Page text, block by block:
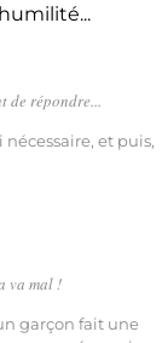
de répondre...
et puis,
va mal !
garçon fait une